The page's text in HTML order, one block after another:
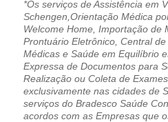
*Os serviços de Assistência em
Schengen,Orientação Médica
Welcome Home, Importação de
Prontuário Eletrônico, Central
Médicas e Saúde em Equilíbrio
Expressa de Documentos para
Realização ou Coleta de
exclusivamente nas cidades de
serviços do Bradesco Saúde
acordos com as Empresas que